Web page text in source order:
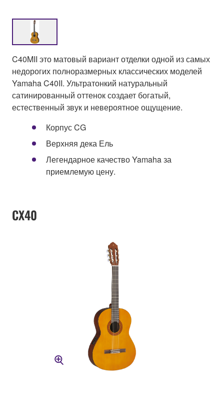
C40MII это матовый вариант отделки одной из самых
недорогих полноразмерных классических моделей
Yamaha C40II. Ультратонкий натуральный
сатинированный оттенок создает богатый,
естественный звук и невероятное ощущение.
Корпус CG
Верхняя дека Ель
Легендарное качество Yamaha за
приемлемую цену.
CX40